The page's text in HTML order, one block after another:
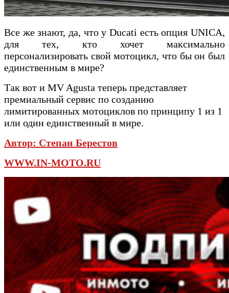
Все же знают, да, что у Ducati есть опция UNICA,
для тех, кто хочет максимально
персонализировать свой мотоцикл, что бы он был
единственным в мире?
Так вот и MV Agusta теперь представляет
премиальный сервис по созданию
лимитированных мотоциклов по принципу 1 из 1
или один единственный в мире.
Автор: Степан Берестов
WWW.IN-MOTO.RU